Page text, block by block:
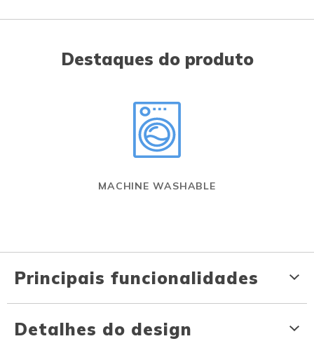
Destaques do produto
MACHINE WASHABLE
Principais funcionalidades
Detalhes do design